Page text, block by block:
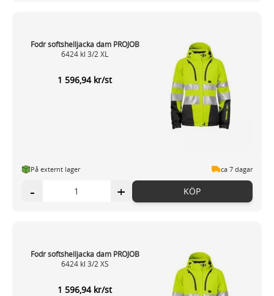
Fodr softshelljacka dam PROJOB
6424 kl 3/2 XL
1 596,94 kr/st
På externt lager ca 7 dagar
- + KÖP
Fodr softshelljacka dam PROJOB
6424 kl 3/2 XS
1 596,94 kr/st